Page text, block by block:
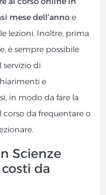
mese dell’anno e
lezioni. Inoltre, prima
è sempre possibile
di
e
in modo da fare la
corso da frequentare o
Scienze
da